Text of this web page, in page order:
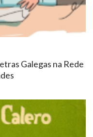
Galegas na Rede